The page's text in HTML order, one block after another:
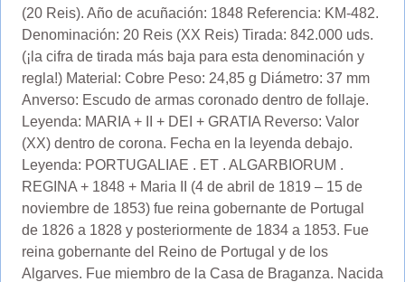
(20 Reis). Año de acuñación: 1848 Referencia: KM-482.
Denominación: 20 Reis (XX Reis) Tirada: 842.000 uds.
(¡la cifra de tirada más baja para esta denominación y
regla!) Material: Cobre Peso: 24,85 g Diámetro: 37 mm
Anverso: Escudo de armas coronado dentro de follaje.
Leyenda: MARIA + II + DEI + GRATIA Reverso: Valor
(XX) dentro de corona. Fecha en la leyenda debajo.
Leyenda: PORTUGALIAE . ET . ALGARBIORUM .
REGINA + 1848 + Maria II (4 de abril de 1819 – 15 de
noviembre de 1853) fue reina gobernante de Portugal
de 1826 a 1828 y posteriormente de 1834 a 1853. Fue
reina gobernante del Reino de Portugal y de los
Algarves. Fue miembro de la Casa de Braganza. Nacida